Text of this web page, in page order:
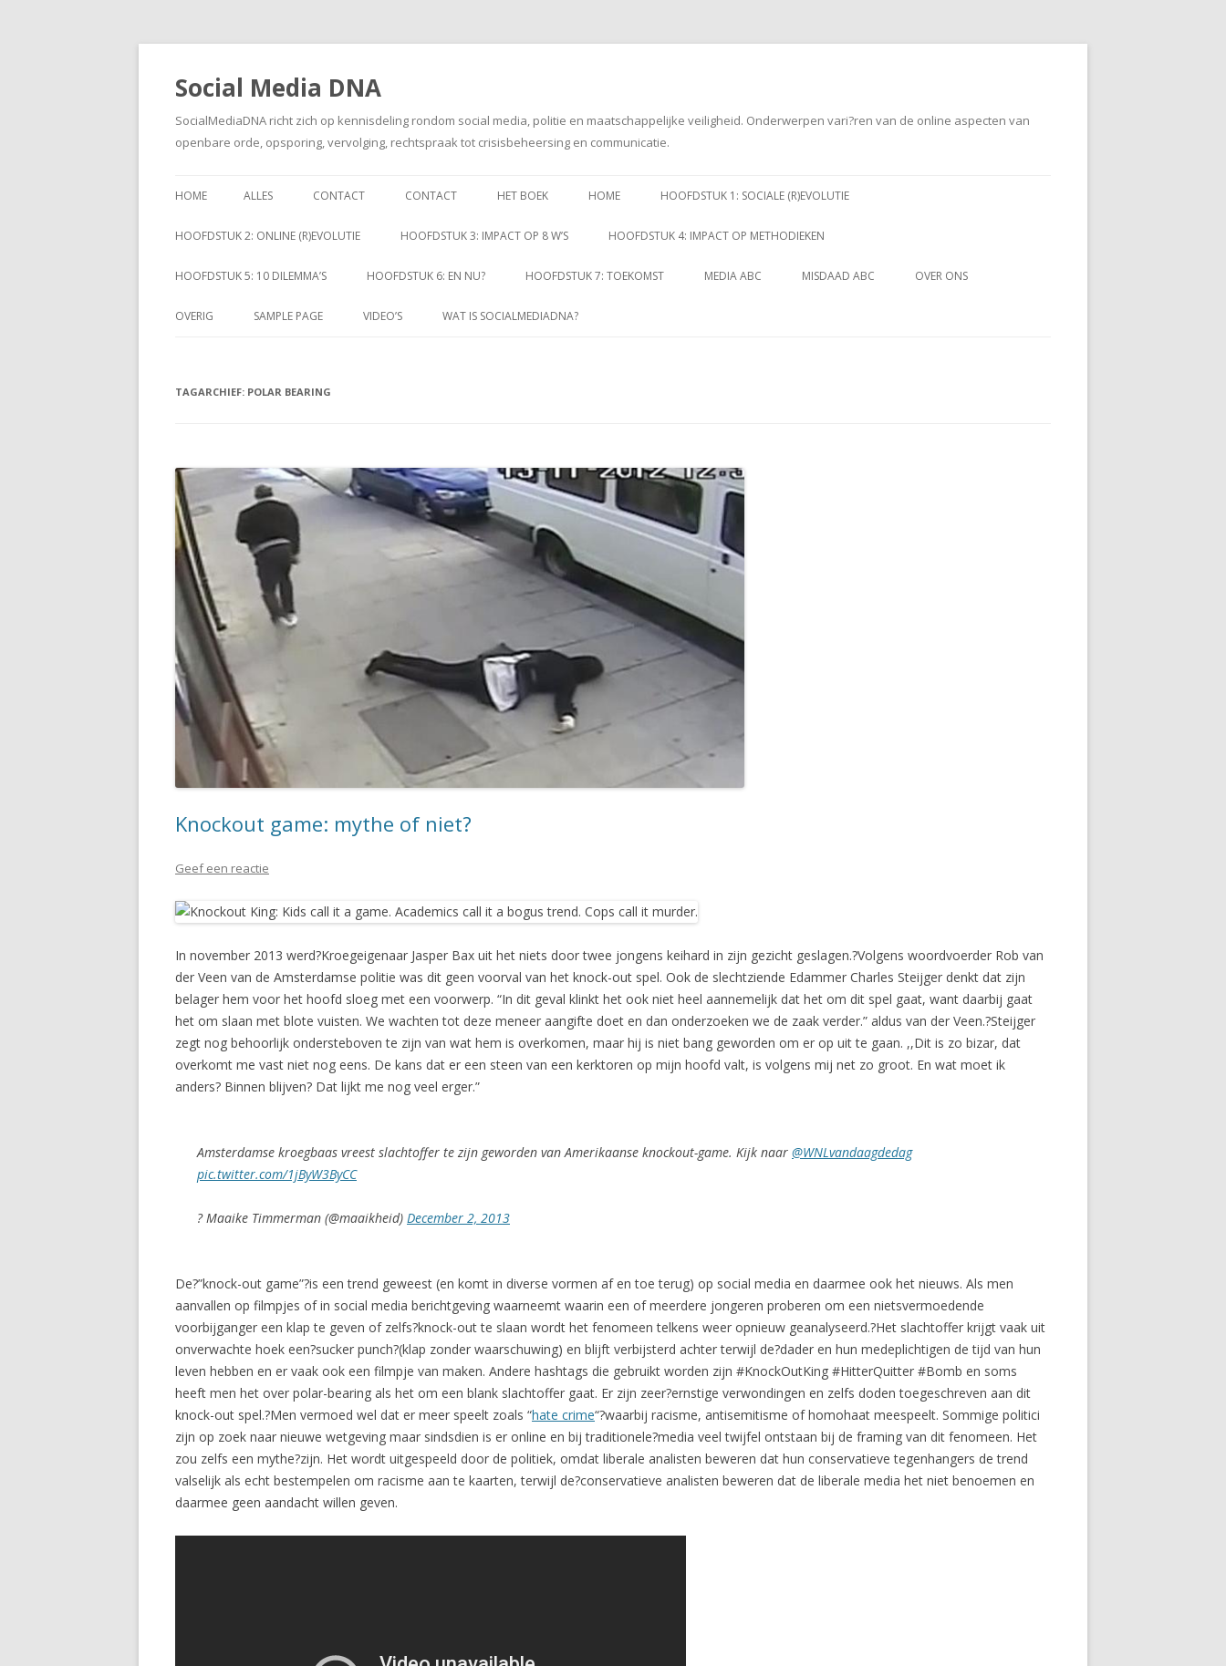
Social Media DNA
SocialMediaDNA richt zich op kennisdeling rondom social media, politie en maatschappelijke veiligheid. Onderwerpen vari?ren van de online aspecten van
openbare orde, opsporing, vervolging, rechtspraak tot crisisbeheersing en communicatie.
naar
HOME ALLES CONTACT CONTACT HET BOEK HOME HOOFDSTUK 1: SOCIALE (R)EVOLUTIE
HOOFDSTUK 2: ONLINE (R)EVOLUTIE HOOFDSTUK 3: IMPACT OP 8 W’S HOOFDSTUK 4: IMPACT OP METHODIEKEN
HOOFDSTUK 5: 10 DILEMMA’S HOOFDSTUK 6: EN NU? HOOFDSTUK 7: TOEKOMST MEDIA ABC MISDAAD ABC OVER ONS
OVERIG SAMPLE PAGE VIDEO’S WAT IS SOCIALMEDIADNA?
TAGARCHIEF: POLAR BEARING
Knockout game: mythe of niet?
Geef een reactie
In november 2013 werd?Kroegeigenaar Jasper Bax uit het niets door twee jongens keihard in zijn gezicht geslagen.?Volgens woordvoerder Rob van
der Veen van de Amsterdamse politie was dit geen voorval van het knock-out spel. Ook de slechtziende Edammer Charles Steijger denkt dat zijn
belager hem voor het hoofd sloeg met een voorwerp. “In dit geval klinkt het ook niet heel aannemelijk dat het om dit spel gaat, want daarbij gaat
het om slaan met blote vuisten. We wachten tot deze meneer aangifte doet en dan onderzoeken we de zaak verder.” aldus van der Veen.?Steijger
zegt nog behoorlijk ondersteboven te zijn van wat hem is overkomen, maar hij is niet bang geworden om er op uit te gaan. ,,Dit is zo bizar, dat
overkomt me vast niet nog eens. De kans dat er een steen van een kerktoren op mijn hoofd valt, is volgens mij net zo groot. En wat moet ik
anders? Binnen blijven? Dat lijkt me nog veel erger.”
Amsterdamse kroegbaas vreest slachtoffer te zijn geworden van Amerikaanse knockout-game. Kijk naar @WNLvandaagdedag
pic.twitter.com/1jByW3ByCC
? Maaike Timmerman (@maaikheid) December 2, 2013
De?”knock-out game”?is een trend geweest (en komt in diverse vormen af en toe terug) op social media en daarmee ook het nieuws. Als men
aanvallen op filmpjes of in social media berichtgeving waarneemt waarin een of meerdere jongeren proberen om een nietsvermoedende
voorbijganger een klap te geven of zelfs?knock-out te slaan wordt het fenomeen telkens weer opnieuw geanalyseerd.?Het slachtoffer krijgt vaak uit
onverwachte hoek een?sucker punch?(klap zonder waarschuwing) en blijft verbijsterd achter terwijl de?dader en hun medeplichtigen de tijd van hun
leven hebben en er vaak ook een filmpje van maken. Andere hashtags die gebruikt worden zijn #KnockOutKing #HitterQuitter #Bomb en soms
heeft men het over polar-bearing als het om een blank slachtoffer gaat. Er zijn zeer?ernstige verwondingen en zelfs doden toegeschreven aan dit
knock-out spel.?Men vermoed wel dat er meer speelt zoals “hate crime“?waarbij racisme, antisemitisme of homohaat meespeelt. Sommige politici
zijn op zoek naar nieuwe wetgeving maar sindsdien is er online en bij traditionele?media veel twijfel ontstaan bij de framing van dit fenomeen. Het
zou zelfs een mythe?zijn. Het wordt uitgespeeld door de politiek, omdat liberale analisten beweren dat hun conservatieve tegenhangers de trend
valselijk als echt bestempelen om racisme aan te kaarten, terwijl de?conservatieve analisten beweren dat de liberale media het niet benoemen en
daarmee geen aandacht willen geven.